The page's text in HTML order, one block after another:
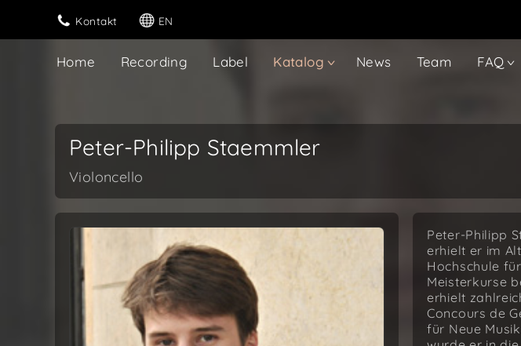
Kontakt EN
Home Recording Label Katalog News Team FAQ
Peter-Philipp Staemmler
Violoncello
Peter-Philipp
erhielt er im
Hochschule
Meisterkurse
erhielt
Concours de
für Neue